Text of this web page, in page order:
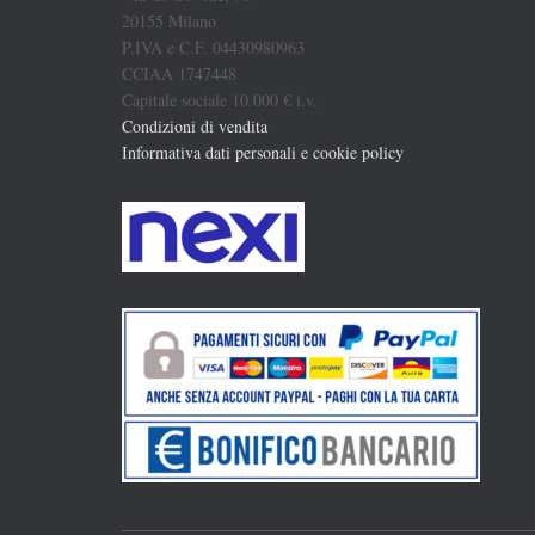
20155 Milano
P.IVA e C.F. 04430980963
CCIAA 1747448
Capitale sociale 10.000 € i.v.
Condizioni di vendita
Informativa dati personali e cookie policy